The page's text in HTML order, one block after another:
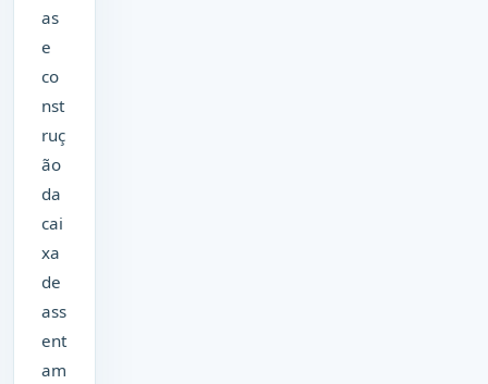
as
e
co
nst
ruç
ão
da
cai
xa
de
ass
ent
am